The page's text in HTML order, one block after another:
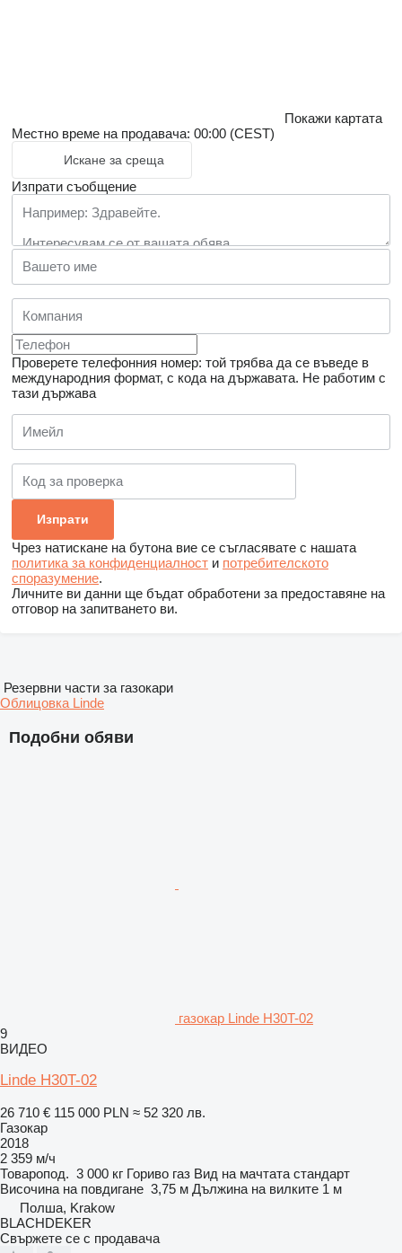
Покажи картата
Местно време на продавача: 00:00 (CEST)
Искане за среща
Изпрати съобщение
Проверете телефонния номер: той трябва да се въведе в
международния формат, с кода на държавата. Не работим с
тази държава
Чрез натискане на бутона вие се съгласявате с нашата
политика за конфиденциалност и потребителското
споразумение.
Личните ви данни ще бъдат обработени за предоставяне на
отговор на запитването ви.
Подобни обяви
газокар Linde H30T-02
9
ВИДЕО
Linde H30T-02
26 710 € 115 000 PLN ≈ 52 320 лв.
Газокар
2018
2 359 м/ч
Товаропод. 3 000 кг Гориво газ Вид на мачтата стандарт
Височина на повдигане 3,75 м Дължина на вилките 1 м
Полша, Krakow
BLACHDEKER
Свържете се с продавача
Резервни части за газокари
Облицовка Linde